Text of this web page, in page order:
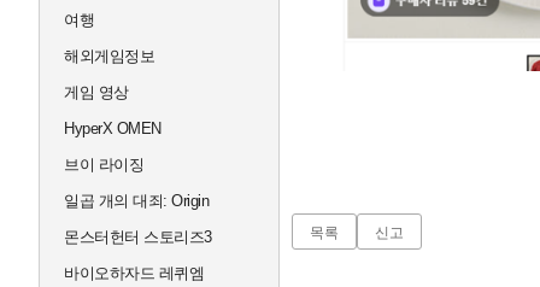
여행
해외게임정보
게임 영상
HyperX OMEN
브이 라이징
일곱 개의 대죄: Origin
몬스터헌터 스토리즈3
바이오하자드 레퀴엠
목록 신고